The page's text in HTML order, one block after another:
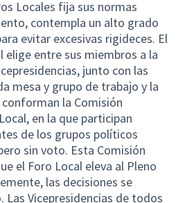
Locales fija sus normas
contempla un alto grado
evitar excesivas rigideces. El
elige entre sus miembros a la
junto con las
mesa y grupo de trabajo y la
la Comisión
en la que participan
de los grupos políticos
sin voto. Esta Comisión
el Foro Local eleva al Pleno
las decisiones se
Las Vicepresidencias de todos